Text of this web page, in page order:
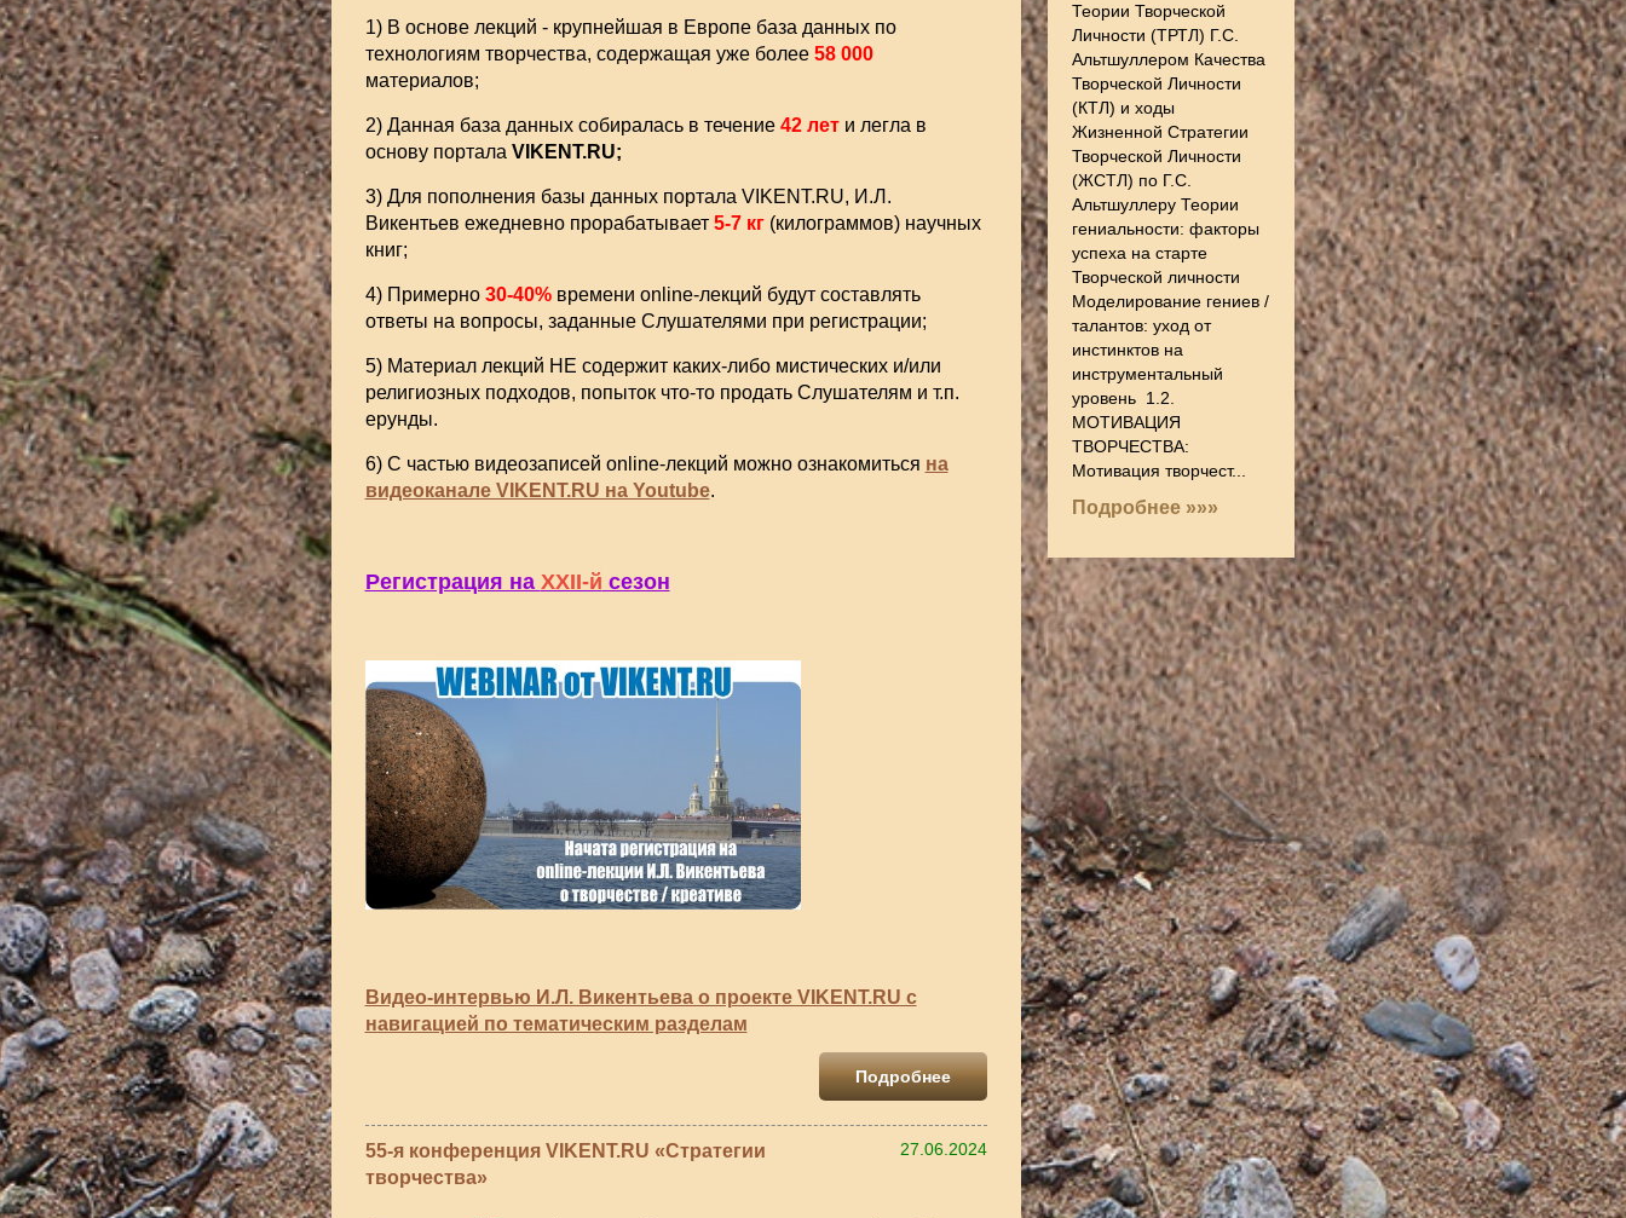
1) В основе лекций - крупнейшая в Европе база данных по
технологиям творчества, содержащая уже более 58 000
материалов;
2) Данная база данных собиралась в течение 42 лети легла в
основу портала VIKENT.RU;
3) Для пополнения базы данных портала VIKENT.RU, И.Л.
Викентьев ежедневно прорабатывает 5-7 кг(килограммов) научных
книг;
4) Примерно 30-40%времени online-лекций будут составлять
ответы на вопросы, заданные Слушателями при регистрации;
5) Материал лекций НЕ содержит каких-либо мистических и/или
религиозных подходов, попыток что-то продать Слушателям и т.п.
ерунды.
6) С частью видеозаписей online-лекций можно ознакомиться на
видеоканале VIKENT.RU на Youtube.
Регистрация на XXII-й сезон
Видео-интервью И.Л. Викентьева о проекте VIKENT.RU с
навигацией по тематическим разделам
Подробнее
55-я конференция VIKENT.RU «Стратегии
творчества»
27.06.2024
Теории Творческой
Личности (ТРТЛ) Г.С.
Альтшуллером Качества
Творческой Личности
(КТЛ) и ходы
Жизненной Стратегии
Творческой Личности
(ЖСТЛ) по Г.С.
Альтшуллеру Теории
гениальности: факторы
успеха на старте
Творческой личности
Моделирование гениев /
талантов: уход от
инстинктов на
инструментальный
уровень 1.2.
МОТИВАЦИЯ
ТВОРЧЕСТВА:
Мотивация творчест...
Подробнее »»»